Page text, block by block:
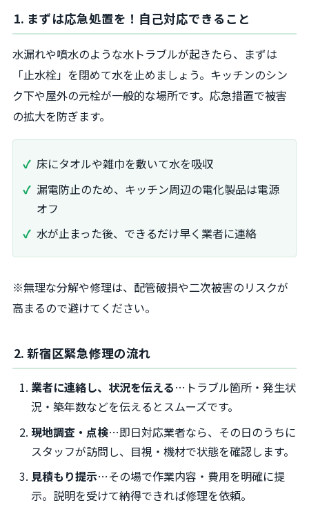
1. まずは応急処置を！自己対応できること
水漏れや噴水のような水トラブルが起きたら、まずは
「止水栓」を閉めて水を止めましょう。キッチンのシン
ク下や屋外の元栓が一般的な場所です。応急措置で被害
の拡大を防ぎます。
床にタオルや雑巾を敷いて水を吸収
漏電防止のため、キッチン周辺の電化製品は電源
オフ
水が止まった後、できるだけ早く業者に連絡
※無理な分解や修理は、配管破損や二次被害のリスクが
高まるので避けてください。
2. 新宿区緊急修理の流れ
業者に連絡し、状況を伝える…トラブル箇所・発生状
況・築年数などを伝えるとスムーズです。
現地調査・点検…即日対応業者なら、その日のうちに
スタッフが訪問し、目視・機材で状態を確認します。
見積もり提示…その場で作業内容・費用を明確に提
示。説明を受けて納得できれば修理を依頼。